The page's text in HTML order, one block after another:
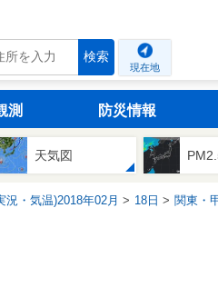
検索
現在地
測 防災情報
天気図
況・気温)2018年02月 18日 関東・